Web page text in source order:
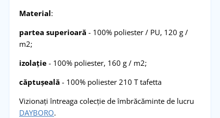
Material:
partea superioară - 100% poliester / PU, 120 g /
m2;
izolație- 100% poliester, 160 g / m2;
căptușeală - 100% poliester 210 T tafetta
Vizionați întreaga colecție de îmbrăcăminte de lucru
DAYBORO.